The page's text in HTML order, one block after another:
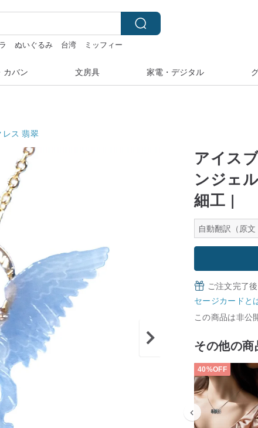
ぬいぐるみ 台湾 ミッフィー
カバン 文房具 家電・デジタル
ス 翡翠
アイス
ンジェ
細工 |
自動翻訳（原文
ご注文完了
セージカードと
この商品は非公
その他の商
40%OFF